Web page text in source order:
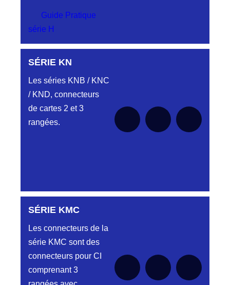
Guide Pratique
série H
Aucune pièce disponible pour cette série pour
SÉRIE KN
Les séries KNB / KNC
/ KND, connecteurs
de cartes 2 et 3
rangées.
Aucune pièce disponible pour cette série pour
SÉRIE KMC
Les connecteurs de la
série KMC sont des
connecteurs pour CI
comprenant 3